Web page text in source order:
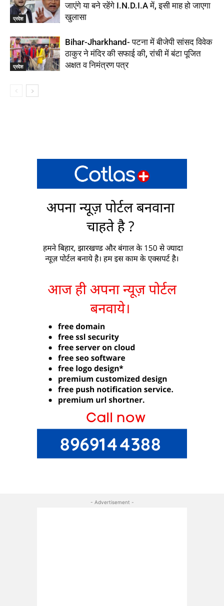
प्रदेश
जाएंगे या बने रहेंगे I.N.D.I.A में, इसी माह हो जाएगा
खुलासा
प्रदेश
Bihar-Jharkhand- पटना में बीजेपी सांसद विवेक
ठाकुर ने मंदिर की सफाई की, रांची में बंटा पूजित
अक्षत व निमंत्रण पत्र
- Advertisement -